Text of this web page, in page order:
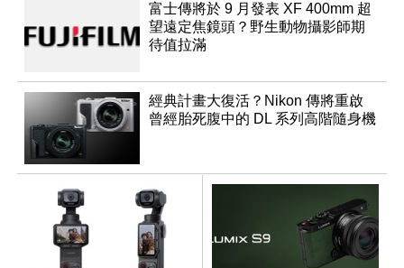
富士傳將於 9 月發表 XF 400mm 超
望遠定焦鏡頭？野生動物攝影師期
待值拉滿
經典計畫大復活？Nikon 傳將重啟
曾經胎死腹中的 DL 系列高階隨身機